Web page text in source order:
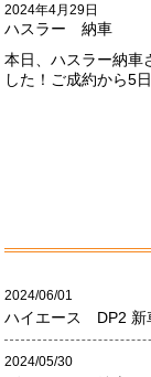
2024年4月29日
ハスラー 納車
本日、ハスラー納車
した！ご成約から5
2024/06/01
ハイエース DP2 新
2024/05/30